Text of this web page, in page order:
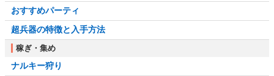
おすすめパーティ
超兵器の特徴と入手方法
稼ぎ・集め
ナルキー狩り